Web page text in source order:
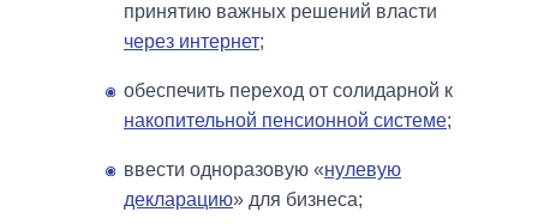
принятию важных решений власти
через интернет;
обеспечить переход от солидарной к
накопительной пенсионной системе;
ввести одноразовую «нулевую
декларацию» для бизнеса;